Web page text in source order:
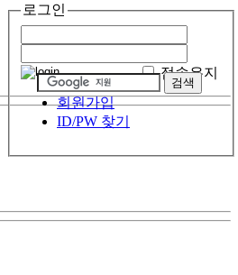
로그인
접속유지
회원가입
ID/PW 찾기